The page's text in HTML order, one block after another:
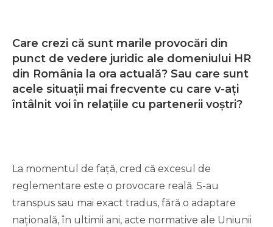
Care crezi că sunt marile provocări din
punct de vedere juridic ale domeniului HR
din România la ora actuală? Sau care sunt
acele situații mai frecvente cu care v-ați
întâlnit voi în relațiile cu partenerii voștri?
La momentul de față, cred că excesul de
reglementare este o provocare reală. S-au
transpus sau mai exact tradus, fără o adaptare
națională, în ultimii ani, acte normative ale Uniunii